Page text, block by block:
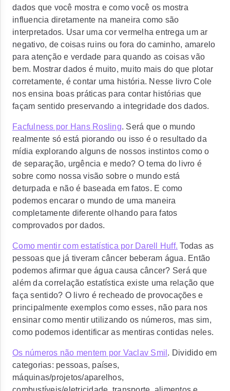
dados que você mostra e como você os mostra
influencia diretamente na maneira como são
interpretados. Usar uma cor vermelha entrega um ar
negativo, de coisas ruins ou fora do caminho, amarelo
para atenção e verdade para quando as coisas vão
bem. Mostrar dados é muito, muito mais do que plotar
corretamente, é contar uma história. Nesse livro Cole
nos ensina boas práticas para contar histórias que
façam sentido preservando a integridade dos dados.
Facfulness por Hans Rosling. Será que o mundo
realmente só está piorando ou isso é o resultado da
mídia explorando alguns de nossos instintos como o
de separação, urgência e medo? O tema do livro é
sobre como nossa visão sobre o mundo está
deturpada e não é baseada em fatos. E como
podemos encarar o mundo de uma maneira
completamente diferente olhando para fatos
comprovados por dados.
Como mentir com estatística por Darell Huff. Todas as
pessoas que já tiveram câncer beberam água. Então
podemos afirmar que água causa câncer? Será que
além da correlação estatística existe uma relação que
faça sentido? O livro é recheado de provocações e
principalmente exemplos como esses, não para nos
ensinar como mentir utilizando os números, mas sim,
como podemos identificar as mentiras contidas neles.
Os números não mentem por Vaclav Smil . Dividido em
categorias: pessoas, países,
máquinas/projetos/aparelhos,